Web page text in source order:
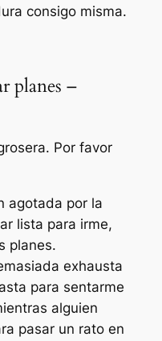
consigo misma.
planes –
Por favor
agotada por la
lista para irme,
planes.
exhausta
para sentarme
alguien
pasar un rato en